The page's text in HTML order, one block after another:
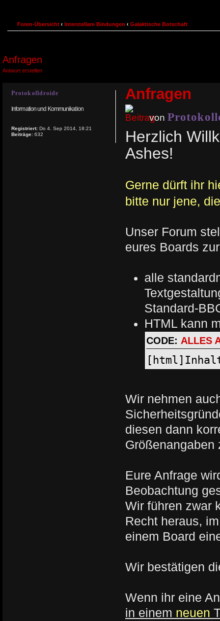
Foren-Übersicht ‹ Interstellare Bindungen ‹ Galaktische Botschaft
Anfragen
Antwort erstellen
Anfragen
von
Herzlich
Ashes!
Gerne dürft ihr
bitte nur jene,
Unser Forum
eures Boards
alle
Standard-
HTML kann
CODE: ALLES
Wir nehmen
diesen dann
Größenangaben
Eure Anfrage
Beobachtung
Wir führen zwar
Recht heraus,
einem Board
Wir bestätigen
Wenn ihr eine
in einem neuen
Protokolldroide
Information und Kommunikation
Registriert: Do 4. Sep 2014, 18:21
Beiträge: 632